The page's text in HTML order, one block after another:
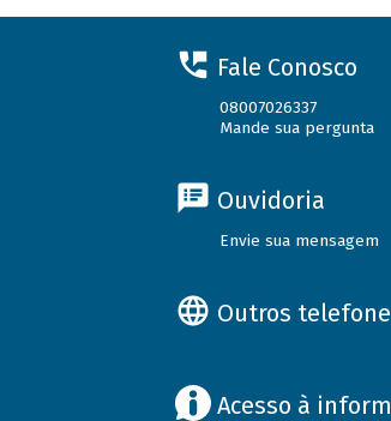
Fale Conosco
08007026337
Mande sua pergunta
Ouvidoria
Envie sua mensagem
Outros
Acesso à